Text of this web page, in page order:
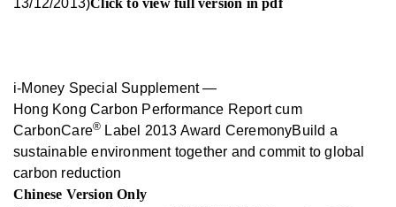
13/12/2013)Click to view full version in pdf
i-Money Special Supplement —
Hong Kong Carbon Performance Report cum
CarbonCare® Label 2013 Award CeremonyBuild a
sustainable environment together and commit to global
carbon reduction
Chinese Version Only